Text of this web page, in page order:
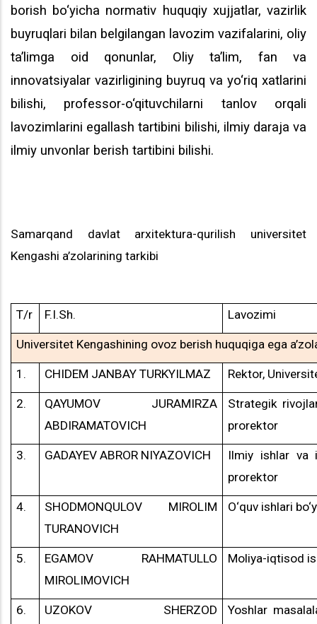
borish bo‘yicha normativ huquqiy xujjatlar, vazirlik
buyruqlari bilan belgilangan lavozim vazifalarini, oliy
ta’limga oid qonunlar, Oliy ta’lim, fan va
innovatsiyalar vazirligining buyruq va yo‘riq xatlarini
bilishi, professor-o‘qituvchilarni tanlov orqali
lavozimlarini egallash tartibini bilishi, ilmiy daraja va
ilmiy unvonlar berish tartibini bilishi.
Samarqand davlat arxitektura-qurilish universitet
Kengashi a’zolarining tarkibi
T/r F.I.Sh. Lavozimi
Universitet Kengashining ovoz berish huquqiga ega
1. CHIDEM JANBAY TURKYILMAZ Rektor,
2.
QAYUMOV JURAMIRZA
ABDIRAMATOVICH
Strategik
prorektor
3. GADAYEV ABROR NIYAZOVICH
Ilmiy ishlar va
prorektor
4.
SHODMONQULOV MIROLIM
TURANOVICH
O‘quv ishlari
5.
EGAMOV RAHMATULLO
MIROLIMOVICH
Moliya-iqtisod
6.
UZOKOV SHERZOD
Yoshlar